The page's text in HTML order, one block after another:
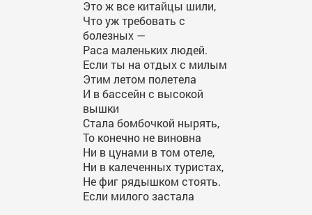
Это ж все китайцы шили,
Что уж требовать с
болезных —
Раса маленьких людей.
Если ты на отдых с милым
Этим летом полетела
И в бассейн с высокой
вышки
Стала бомбочкой нырять,
То конечно не виновна
Ни в цунами в том отеле,
Ни в калеченных туристах,
Не фиг рядышком стоять.
Если милого застала